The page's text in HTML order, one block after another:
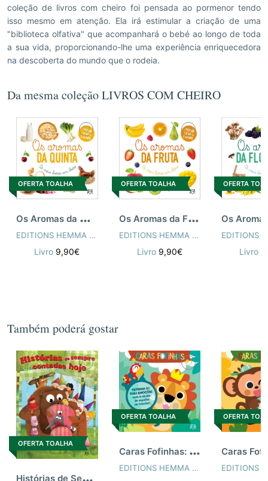
coleção de livros com cheiro foi pensada ao pormenor tendo
isso mesmo em atenção. Ela irá estimular a criação de uma
"biblioteca olfativa" que acompanhará o bebé ao longo de toda
a sua vida, proporcionando-lhe uma experiência enriquecedora
na descoberta do mundo que o rodeia.
Da mesma coleção LIVROS COM CHEIRO
OFERTA TOALHA
O
s Aromas da Quinta
EDITIONS HEMMA S.A.
Livro 9,90€
OFERTA TOALHA
O
s Aromas da Fruta
EDITIONS HEMMA S.A.
Livro 9,90€
OFERTA
Livro
Também poderá gostar
OFERTA TOALHA
H
istórias de Sempre Contadas Hoje
OFERTA TOALHA
C
aras Fofinhas: Exprime as Tuas Emoções
EDITIONS HEMMA S.A.
OFERTA